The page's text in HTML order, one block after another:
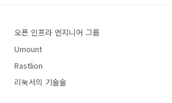
오픈 인프라 엔지니어 그룹
Umount
Rastlion
리눅서의 기술술